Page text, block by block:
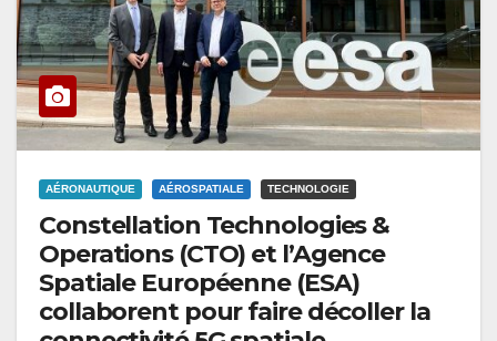
AÉRONAUTIQUE AÉROSPATIALE TECHNOLOGIE
Constellation Technologies &
Operations (CTO) et l’Agence
Spatiale Européenne (ESA)
collaborent pour faire décoller la